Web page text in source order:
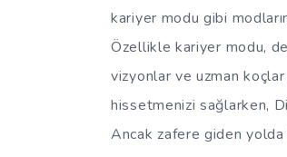
kariyer modu gibi
Özellikle kariyer modu,
vizyonlar ve uzman
hissetmenizi sağlarken,
Ancak zafere giden